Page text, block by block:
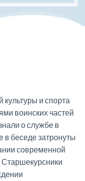
культуры и спорта
воинских частей
о службе в
в беседе затронуты
современной